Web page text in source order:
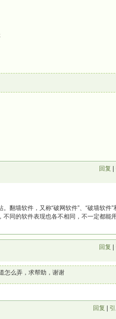
回复
翻墙软件，又称“破网软件”、“破墙软件”
同的软件表现也各不相同，不一定都能用
回复
怎么弄，求帮助，谢谢
回复